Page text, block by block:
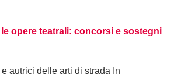
le opere teatrali: concorsi e sostegni
autrici delle arti di strada In